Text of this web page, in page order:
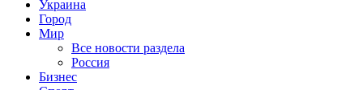
Украина
Город
Мир
Все новости раздела
Россия
Бизнес